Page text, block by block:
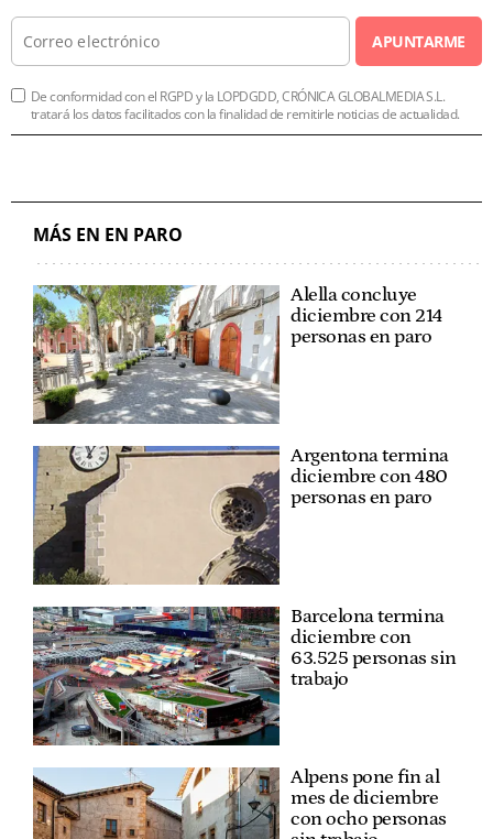
APUNTARME
De conformidad con el RGPD y la LOPDGDD, CRÓNICA GLOBALMEDIA S.L.
tratará los datos facilitados con la finalidad de remitirle noticias de actualidad.
MÁS EN EN PARO
Alella concluye
diciembre con 214
personas en paro
Argentona termina
diciembre con 480
personas en paro
Barcelona termina
diciembre con
63.525 personas sin
trabajo
Alpens pone fin al
mes de diciembre
con ocho personas